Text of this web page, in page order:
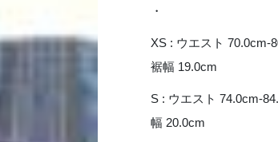
・
XS : ウエスト 70.0cm-
裾幅 19.0cm
S : ウエスト 74.0cm-
幅 20.0cm